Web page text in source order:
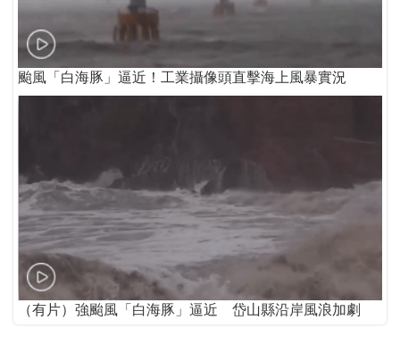
颱風「白海豚」逼近！工業攝像頭直擊海上風暴實況
（有片）強颱風「白海豚」逼近 岱山縣沿岸風浪加劇